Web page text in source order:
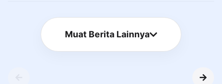
Muat Berita Lainnya